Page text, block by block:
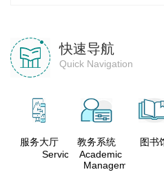
快速导航
Quick Navigation
服务大厅
Service Portal
教务系统
Academic
Management
图书